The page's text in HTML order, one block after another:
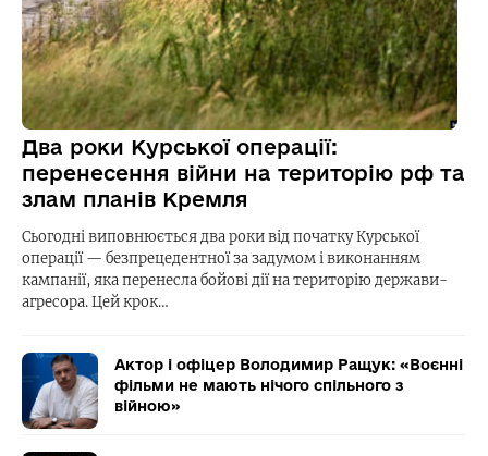
Два роки Курської операції:
перенесення війни на територію рф та
злам планів Кремля
Сьогодні виповнюється два роки від початку Курської
операції — безпрецедентної за задумом і виконанням
кампанії, яка перенесла бойові дії на територію держави-
агресора. Цей крок…
Актор і офіцер Володимир Ращук: «Воєнні
фільми не мають нічого спільного з
війною»